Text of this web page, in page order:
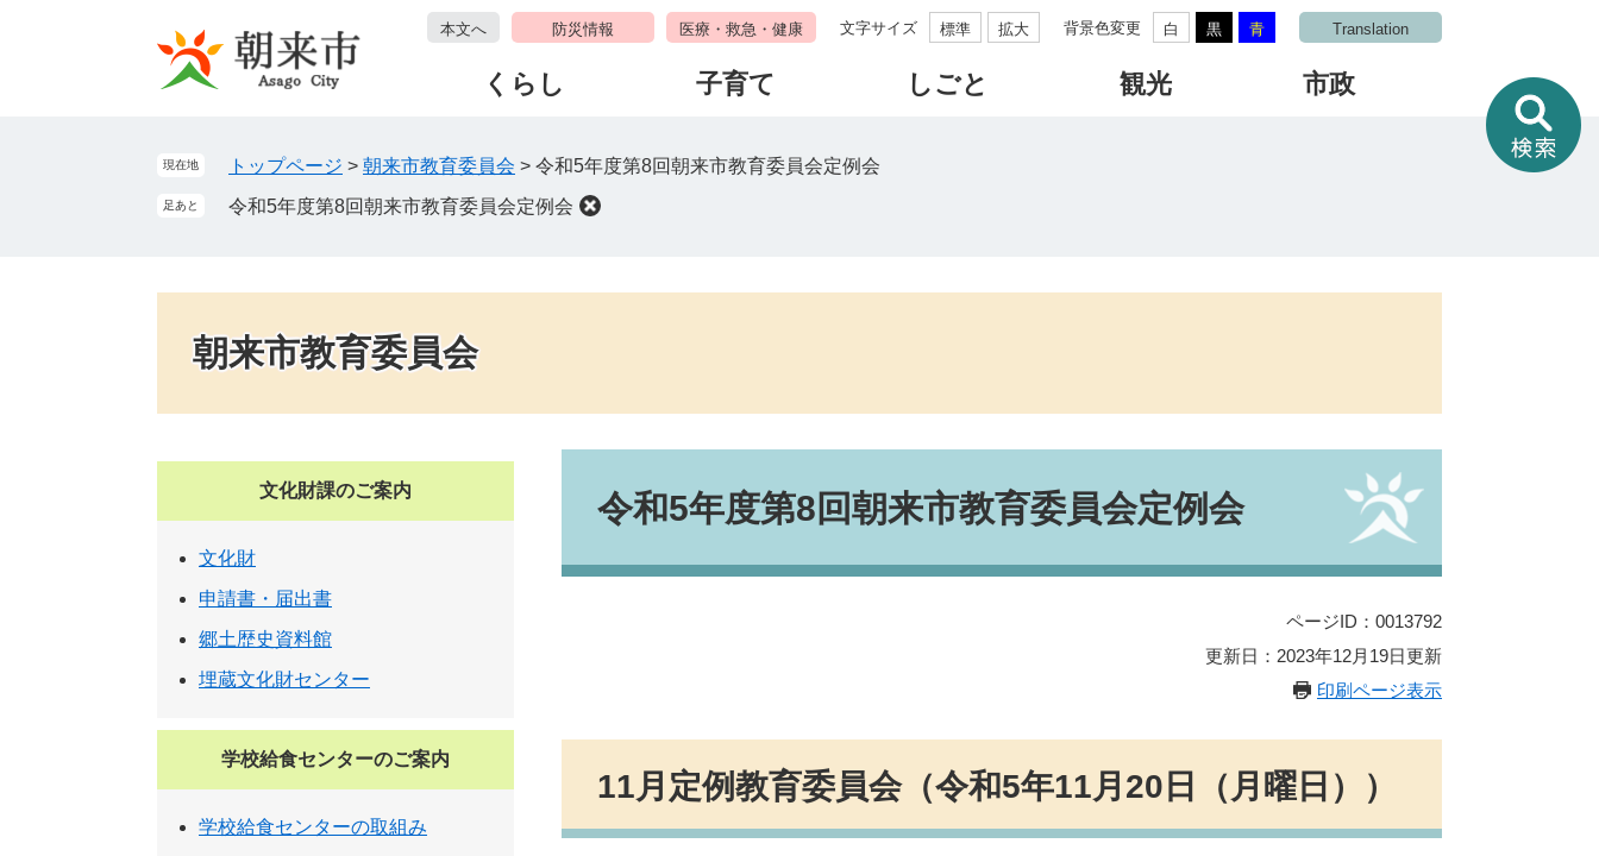
本文へ 防災情報 医療・救急・健康 文字サイズ 標準 拡大 背景色変更 白 黒 青 Translation
くらし 子育て しごと 観光 市政
情
報
を
現在地 トップページ > 朝来市教育委員会 > 令和5年度第8回朝来市教育委員会定例会
足あと 令和5年度第8回朝来市教育委員会定例会
朝来市教育委員会
令和5年度第8回朝来市教育委員会定例会
ページID：0013792
更新日：2023年12月19日更新
印刷ページ表示
11月定例教育委員会（令和5年11月20日（月曜日））
文化財課のご案内
文化財
申請書・届出書
郷土歴史資料館
埋蔵文化財センター
学校給食センターのご案内
学校給食センターの取組み